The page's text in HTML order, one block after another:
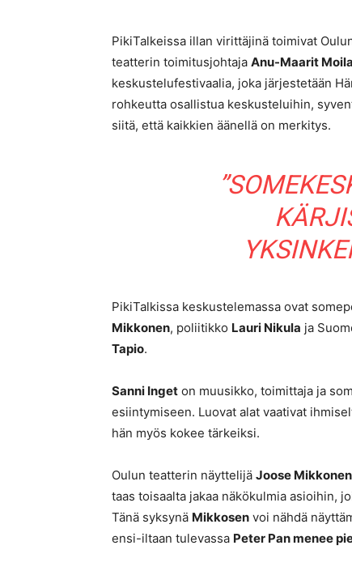
PikiTalkeissa illan virittäjinä toimivat
teatterin toimitusjohtaja Anu-Maarit
keskustelufestivaalia, joka järjestetään
rohkeutta osallistua keskusteluihin,
siitä, että kaikkien äänellä on merkitys.
PikiTalkissa keskustelemassa ovat
Mikkonen, poliitikko Lauri Nikula ja
Tapio.
Sanni Inget on muusikko, toimittaja ja
esiintymiseen. Luovat alat vaativat
hän myös kokee tärkeiksi.
Oulun teatterin näyttelijä Joose Mikkonen
taas toisaalta jakaa näkökulmia asioihin,
Tänä syksynä Mikkosen voi nähdä
ensi-iltaan tulevassa Peter Pan menee